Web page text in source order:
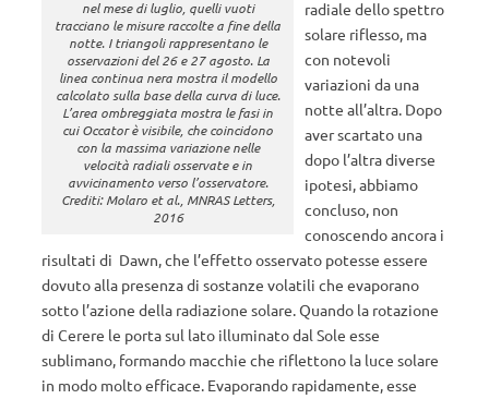
nel mese di luglio, quelli vuoti
tracciano le misure raccolte a fine della
notte. I triangoli rappresentano le
osservazioni del 26 e 27 agosto. La
linea continua nera mostra il modello
calcolato sulla base della curva di luce.
L’area ombreggiata mostra le fasi in
cui Occator è visibile, che coincidono
con la massima variazione nelle
velocità radiali osservate e in
avvicinamento verso l’osservatore.
Crediti: Molaro et al., MNRAS Letters,
2016
radiale dello spettro
solare riflesso, ma
con notevoli
variazioni da una
notte all’altra. Dopo
aver scartato una
dopo l’altra diverse
ipotesi, abbiamo
concluso, non
conoscendo ancora i
risultati di Dawn, che l’effetto osservato potesse essere
dovuto alla presenza di sostanze volatili che evaporano
sotto l’azione della radiazione solare. Quando la rotazione
di Cerere le porta sul lato illuminato dal Sole esse
sublimano, formando macchie che riflettono la luce solare
in modo molto efficace. Evaporando rapidamente, esse